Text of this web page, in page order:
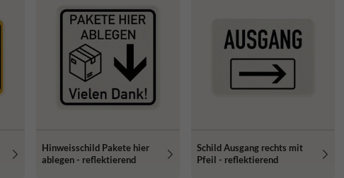
Hinweisschild Pakete hier
ablegen - reflektierend
Schild Ausgang rechts mit
Pfeil - reflektierend